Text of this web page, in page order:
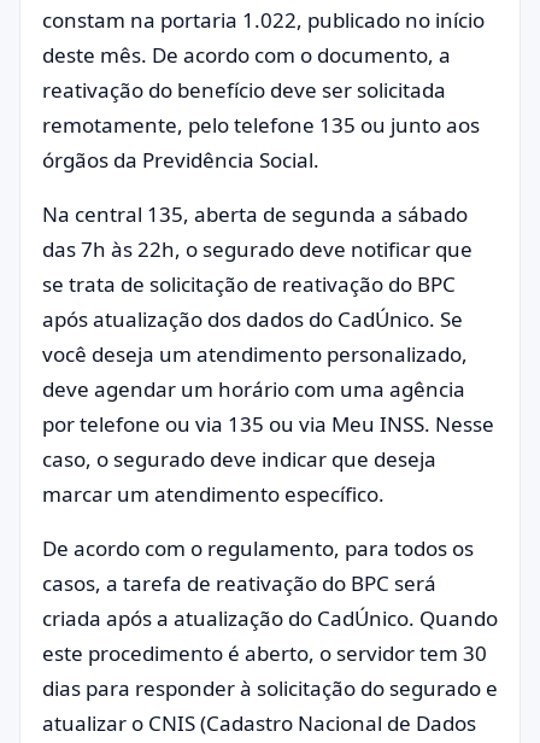
constam na portaria 1.022, publicado no início
deste mês. De acordo com o documento, a
reativação do benefício deve ser solicitada
remotamente, pelo telefone 135 ou junto aos
órgãos da Previdência Social.
Na central 135, aberta de segunda a sábado
das 7h às 22h, o segurado deve notificar que
se trata de solicitação de reativação do BPC
após atualização dos dados do CadÚnico. Se
você deseja um atendimento personalizado,
deve agendar um horário com uma agência
por telefone ou via 135 ou via Meu INSS. Nesse
caso, o segurado deve indicar que deseja
marcar um atendimento específico.
De acordo com o regulamento, para todos os
casos, a tarefa de reativação do BPC será
criada após a atualização do CadÚnico. Quando
este procedimento é aberto, o servidor tem 30
dias para responder à solicitação do segurado e
atualizar o CNIS (Cadastro Nacional de Dados